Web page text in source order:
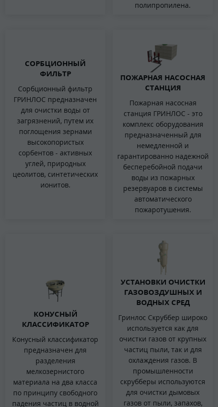
полипропилена.
СОРБЦИОННЫЙ
ФИЛЬТР
Сорбционный фильтр
ГРИНЛОС предназначен
для очистки воды от
загрязнений, путем их
поглощения зернами
высокопористых
сорбентов - активных
углей, природных
цеолитов, синтетических
ионитов.
ПОЖАРНАЯ НАСОСНАЯ
СТАНЦИЯ
Пожарная насосная
станция ГРИНЛОС - это
комплекс оборудования
предназначенный для
немедленной и
гарантированно надежной
бесперебойной подачи
воды из пожарных
резервуаров в системы
автоматического
пожаротушения.
КОНУСНЫЙ
КЛАССИФИКАТОР
Конусный классификатор
предназначен для
разделения
мелкозернистого
материала на два класса
по принципу свободного
падения частиц в водной
УСТАНОВКИ ОЧИСТКИ
ГАЗОВОЗДУШНЫХ И
ВОДНЫХ СРЕД
Гринлос Скруббер широко
используется как для
очистки газов от крупных
частиц пыли, так и для
охлаждения газов. В
промышленности
скрубберы используются
для очистки дымовых
газов от пыли, запахов,